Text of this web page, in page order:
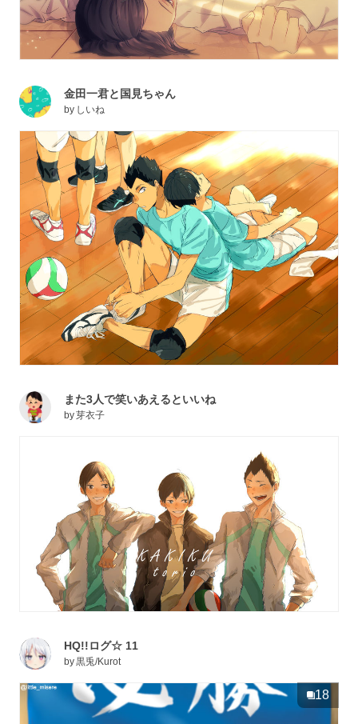
金田一君と国見ちゃん
by しいね
また3人で笑いあえるといいね
by芽衣子
HQ!!ログ☆ 11
by黒兎/Kurot
18